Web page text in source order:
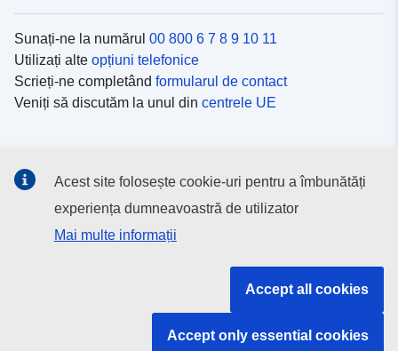
Sunați-ne la numărul 00 800 6 7 8 9 10 11
Utilizați alte opțiuni telefonice
Scrieți-ne completând formularul de contact
Veniți să discutăm la unul din centrele UE
Descoperiți canalele UEpe rețelele sociale
Instituțiile și organismele UE
Acest site folosește cookie-uri pentru a îmbunătăți
experiența dumneavoastră de utilizator
Mai multe informații
Accept all cookies
Accept only essential cookies